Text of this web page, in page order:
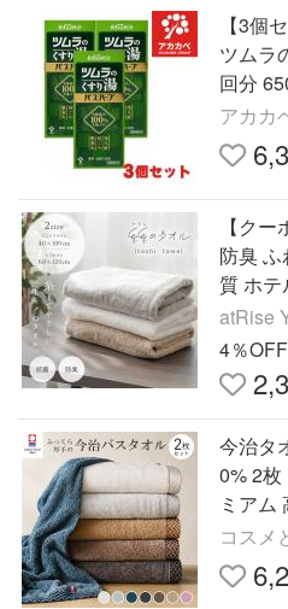
【3個
ツムラ
回分
果 血行
ムラの
アカカ
【ク
防臭 ふわふ
質 ホテルス
コンパクト バスタ
テルラ
atRise
4％
今治タ
0% 2枚
ミアム
ル仕様
まばり
コスメ